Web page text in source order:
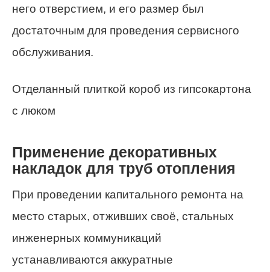
него отверстием, и его размер был
достаточным для проведения сервисного
обслуживания.
Отделанный плиткой короб из гипсокартона
с люком
Применение декоративных
накладок для труб отопления
При проведении капитального ремонта на
место старых, отживших своё, стальных
инженерных коммуникаций
устанавливаются аккуратные